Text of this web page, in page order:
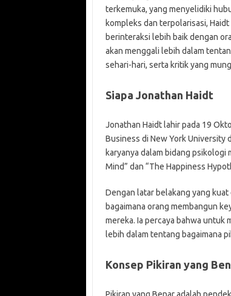
terkemuka, yang menyelidiki
kompleks dan terpolarisasi,
berinteraksi lebih baik dengan
akan menggali lebih dalam
sehari-hari, serta kritik yang
Siapa Jonathan Haidt
Jonathan Haidt lahir pada 19
Business di New York University
karyanya dalam bidang
Mind” dan “The Happiness
Dengan latar belakang yang
bagaimana orang membangun
mereka. Ia percaya bahwa untuk
lebih dalam tentang bagaimana
Konsep Pikiran yang
Pikiran yang Benar adalah